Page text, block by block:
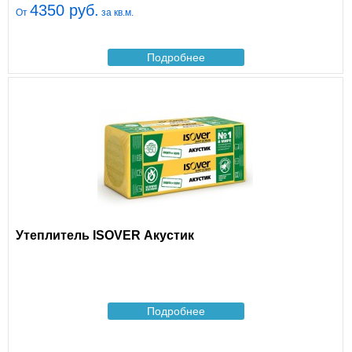
От 4350 руб. за кв.м.
Подробнее
Утеплитель ISOVER Акустик
Подробнее